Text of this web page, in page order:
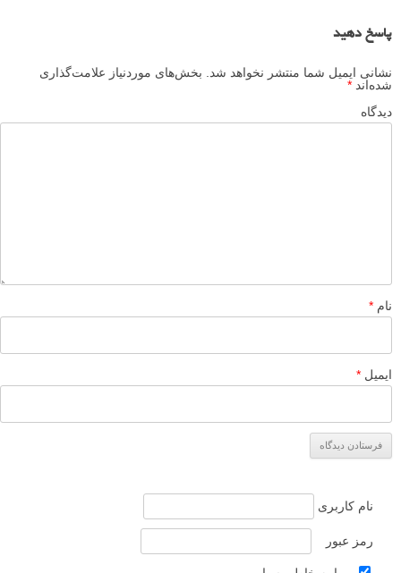
پاسخ دهید
نشانی ایمیل شما منتشر نخواهد شد.
بخش‌های موردنیاز علامت‌گذاری
شده‌اند *
دیدگاه
نام *
ایمیل *
نام کاربری
رمز عبور